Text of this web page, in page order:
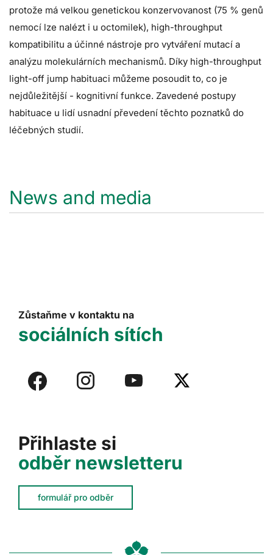
protože má velkou genetickou konzervovanost (75 % genů
nemocí lze nalézt i u octomilek), high-throughput
kompatibilitu a účinné nástroje pro vytváření mutací a
analýzu molekulárních mechanismů. Díky high-throughput
light-off jump habituaci můžeme posoudit to, co je
nejdůležitější - kognitivní funkce. Zavedené postupy
habituace u lidí usnadní převedení těchto poznatků do
léčebných studií.
News and media
Přihlaste si
odběr newsletteru
formulář pro odběr
Zůstaňme v kontaktu na
sociálních sítích